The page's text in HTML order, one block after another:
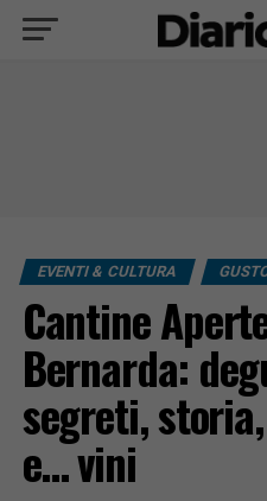
EVENTI & CULTURA
Cantine
Bernarda:
segreti,
e… vini